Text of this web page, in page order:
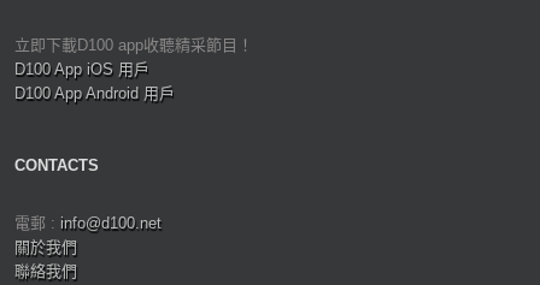
立即下載D100 app收聽精采節目！
D100 App iOS 用戶
D100 App Android 用戶
CONTACTS
電郵 : info@d100.net
關於我們
聯絡我們